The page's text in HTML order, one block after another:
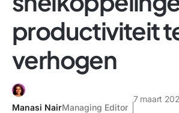
productiviteit
verhogen
Manasi NairManaging Editor
7 maart